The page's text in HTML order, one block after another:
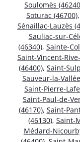
Soulomès
Soturac (46700),
Sénaillac-Lauzès
Sauliac-sur-
(46340), Sainte-
Saint-Vincent-
(46400), Saint-
Sauveur-la-
Saint-Pierre-
Saint-Paul-de-
(46170), Saint-
(46130), Saint-
Médard-